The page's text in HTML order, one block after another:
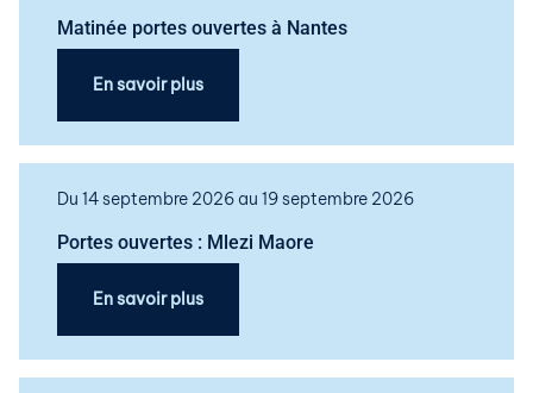
Matinée portes ouvertes à Nantes
En savoir plus
Du 14 septembre 2026 au 19 septembre 2026
Portes ouvertes : Mlezi Maore
En savoir plus